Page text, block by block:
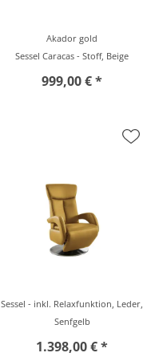
Akador gold
Sessel Caracas - Stoff, Beige
999,00 € *
Sessel - inkl. Relaxfunktion, Leder,
Senfgelb
1.398,00 € *